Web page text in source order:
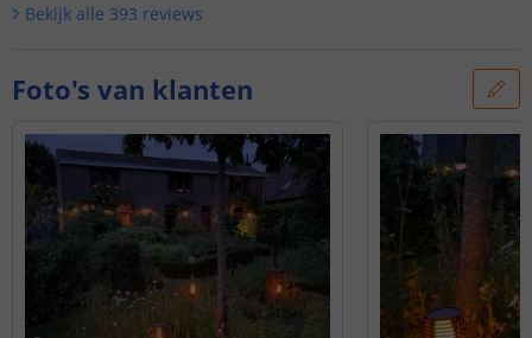
Bekijk alle 393 reviews
Foto's van klanten